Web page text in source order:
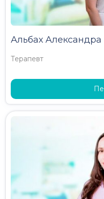
Альбах Александра
Терапевт